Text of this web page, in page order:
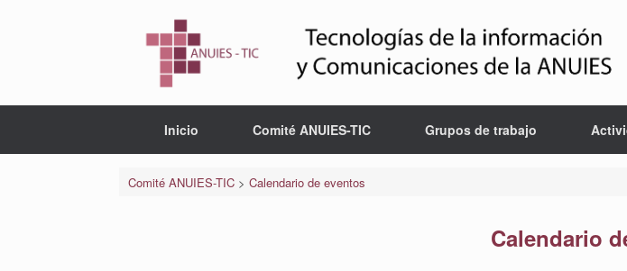
Inicio Comité ANUIES-TIC Grupos de trabajo
Comité ANUIES-TIC> Calendario de eventos
Calendario